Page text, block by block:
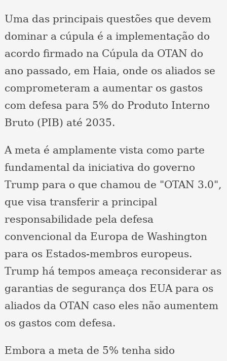
Uma das principais questões que devem
dominar a cúpula é a implementação do
acordo firmado na Cúpula da OTAN do
ano passado, em Haia, onde os aliados se
comprometeram a aumentar os gastos
com defesa para 5% do Produto Interno
Bruto (PIB) até 2035.
A meta é amplamente vista como parte
fundamental da iniciativa do governo
Trump para o que chamou de "OTAN 3.0",
que visa transferir a principal
responsabilidade pela defesa
convencional da Europa de Washington
para os Estados-membros europeus.
Trump há tempos ameaça reconsiderar as
garantias de segurança dos EUA para os
aliados da OTAN caso eles não aumentem
os gastos com defesa.
Embora a meta de 5% tenha sido